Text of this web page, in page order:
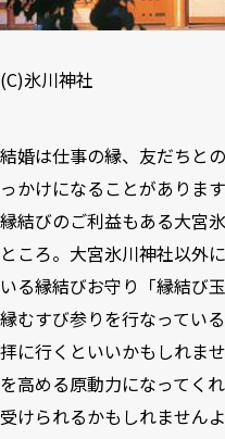
(C)氷川神社
結婚は仕事の縁、友だちと
っかけになることがありま
縁結びのご利益もある大宮
ところ。大宮氷川神社以外
いる縁結びお守り「縁結び玉
縁むすび参りを行なってい
拝に行くといいかもしれま
を高める原動力になってく
受けられるかもしれませんよ